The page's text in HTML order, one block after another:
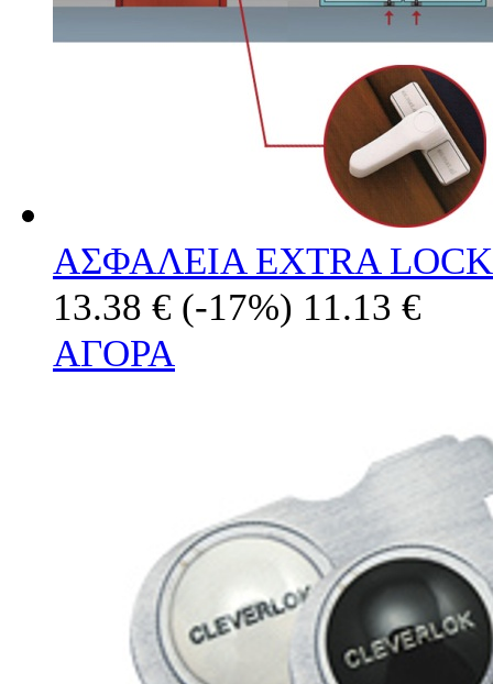
ΑΣΦΑΛΕΙΑ EXTRA LOCK
13.38 € (-17%) 11.13 €
ΑΓΟΡΑ